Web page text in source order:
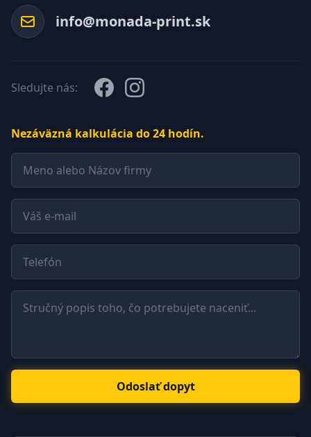
info@monada-print.sk
Sledujte nás: FacebookInstagram
Nezáväzná kalkulácia do 24 hodín.
Odoslať dopyt